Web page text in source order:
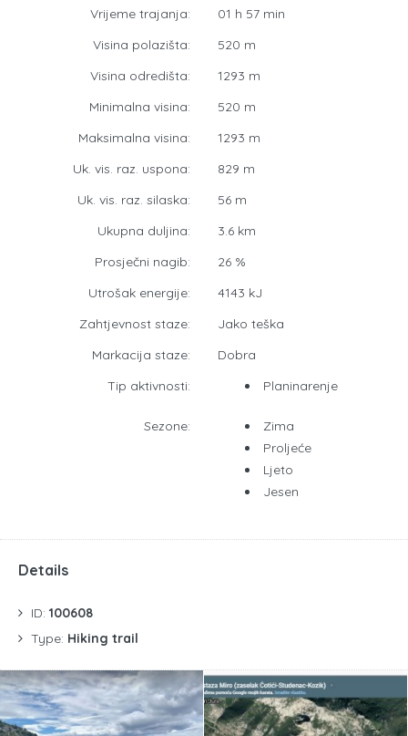
Vrijeme trajanja:
01 h 57 min
Visina polazišta:
520 m
Visina odredišta:
1293 m
Minimalna visina:
520 m
Maksimalna visina:
1293 m
Uk. vis. raz. uspona:
829 m
Uk. vis. raz. silaska:
56 m
Ukupna duljina:
3.6 km
Prosječni nagib:
26 %
Utrošak energije:
4143 kJ
Zahtjevnost staze:
Jako teška
Markacija staze:
Dobra
Tip aktivnosti:
Planinarenje
Sezone:
Zima
Proljeće
Ljeto
Jesen
Details
ID: 100608
Type: Hiking trail